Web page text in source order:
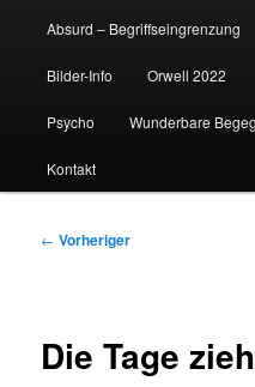
Absurd – Begriffseingrenzung
Bilder-Info Orwell 2022
Psycho Wunderbare
Kontakt
Beitragsnavigation
← Vorheriger
Die Tage